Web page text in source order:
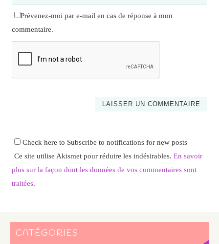
Prévenez-moi par e-mail en cas de réponse à mon
commentaire.
Check here to Subscribe to notifications for new posts
Ce site utilise Akismet pour réduire les indésirables. En savoir
plus sur la façon dont les données de vos commentaires sont
traitées.
CATÉGORIES